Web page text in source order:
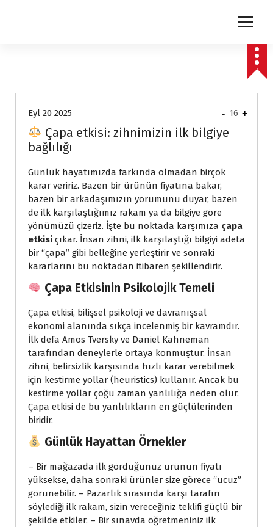
Eyl 20 2025
Çapa etkisi: zihnimizin ilk bilgiye
bağlılığı
Günlük hayatımızda farkında olmadan birçok
karar veririz. Bazen bir ürünün fiyatına bakar,
bazen bir arkadaşımızın yorumunu duyar, bazen
de ilk karşılaştığımız rakam ya da bilgiye göre
yönümüzü çizeriz. İşte bu noktada karşımıza çapa
etkisi çıkar. İnsan zihni, ilk karşılaştığı bilgiyi adeta
bir “çapa” gibi belleğine yerleştirir ve sonraki
kararlarını bu noktadan itibaren şekillendirir.
Çapa Etkisinin Psikolojik Temeli
Çapa etkisi, bilişsel psikoloji ve davranışsal
ekonomi alanında sıkça incelenmiş bir kavramdır.
İlk defa Amos Tversky ve Daniel Kahneman
tarafından deneylerle ortaya konmuştur. İnsan
zihni, belirsizlik karşısında hızlı karar verebilmek
için kestirme yollar (heuristics) kullanır. Ancak bu
kestirme yollar çoğu zaman yanlılığa neden olur.
Çapa etkisi de bu yanlılıkların en güçlülerinden
biridir.
Günlük Hayattan Örnekler
– Bir mağazada ilk gördüğünüz ürünün fiyatı
yüksekse, daha sonraki ürünler size görece “ucuz”
görünebilir. – Pazarlık sırasında karşı tarafın
söylediği ilk rakam, sizin vereceğiniz teklifi güçlü bir
şekilde etkiler. – Bir sınavda öğretmeniniz ilk
- 16 +